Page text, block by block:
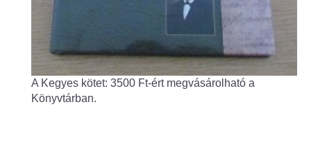
IKSZT - Integrált Közösségi és Szolgáltató Tér
Rendezvényház
Könyvtár
A Kegyes kötet: 3500 Ft-ért megvásárolható a
Könyvtárban.